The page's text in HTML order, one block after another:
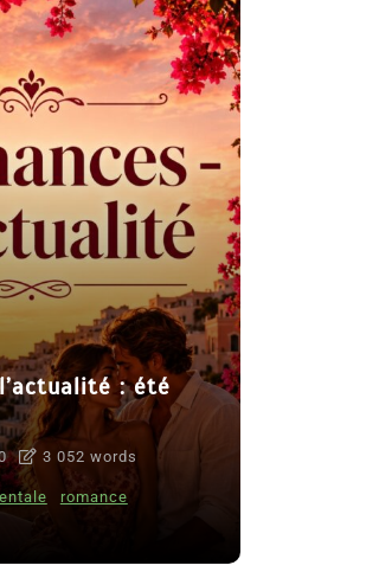
: été
3 052 words
romance